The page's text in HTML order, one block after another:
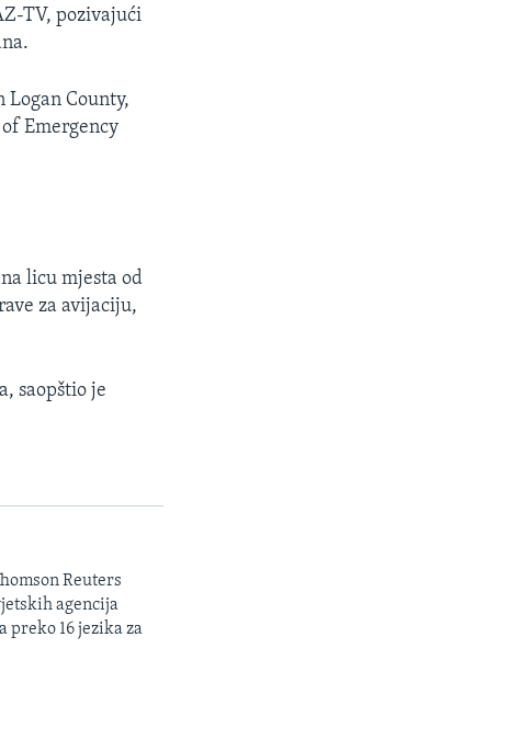
TV, pozivajući
Logan County,
Emergency
licu mjesta od
za avijaciju,
saopštio je
Reuters
agencija
16 jezika za